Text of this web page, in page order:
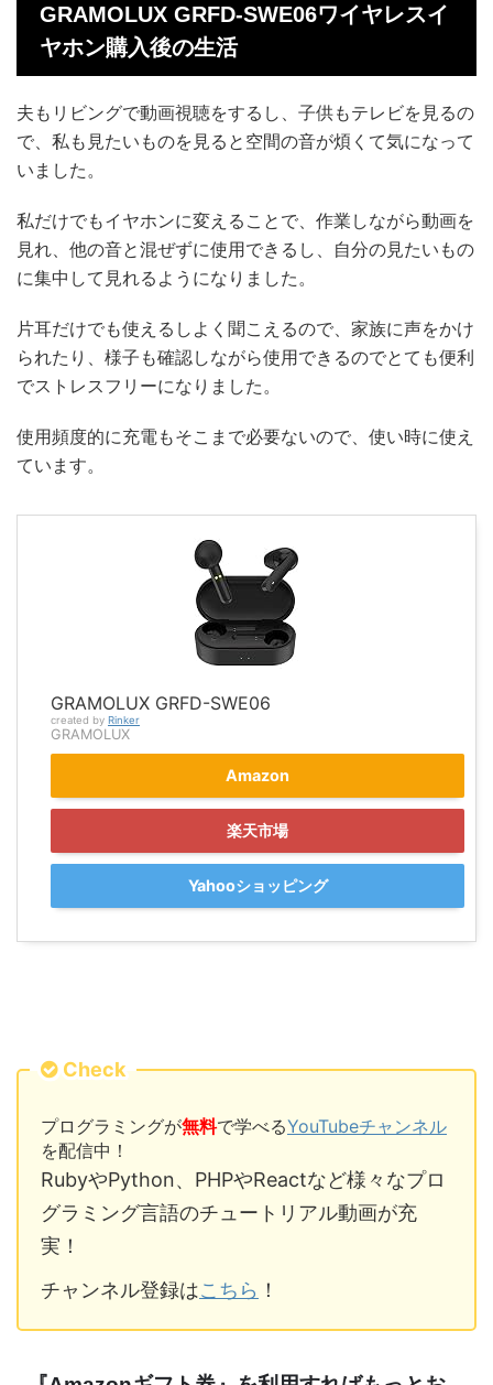
GRAMOLUX GRFD-SWE06ワイヤレスイ
ヤホン購入後の生活
夫もリビングで動画視聴をするし、子供もテレビを見るの
で、私も見たいものを見ると空間の音が煩くて気になって
いました。
私だけでもイヤホンに変えることで、作業しながら動画を
見れ、他の音と混ぜずに使用できるし、自分の見たいもの
に集中して見れるようになりました。
片耳だけでも使えるしよく聞こえるので、家族に声をかけ
られたり、様子も確認しながら使用できるのでとても便利
でストレスフリーになりました。
使用頻度的に充電もそこまで必要ないので、使い時に使え
ています。
GRAMOLUX GRFD-SWE06
created by Rinker
GRAMOLUX
Amazon
楽天市場
Yahooショッピング
Check
プログラミングが無料で学べるYouTubeチャンネル
を配信中！
RubyやPython、PHPやReactなど様々なプロ
グラミング言語のチュートリアル動画が充
実！
チャンネル登録はこちら ！